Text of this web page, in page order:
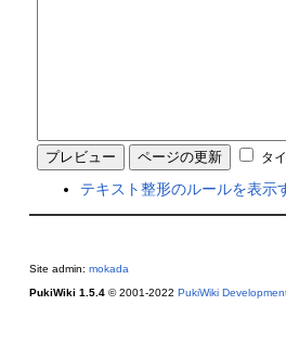
タ
テキスト整形のルールを表示
Site admin: mokada
PukiWiki 1.5.4© 2001-2022 PukiWiki